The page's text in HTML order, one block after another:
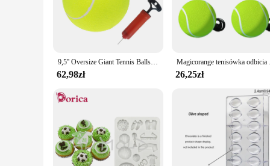
9,5'' Oversize Giant Tennis Balls Nadmuchiwana piłka tenisowa z pompką Zabawka dla psa Piłki dla podpisów Dzieci Dorosłe Zwierzęta Psy Koty Zabawa
62,98zł
Magicorange
26,25zł